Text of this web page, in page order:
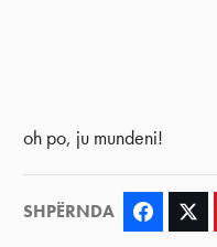
oh po, ju mundeni!
SHPËRNDA Facebook